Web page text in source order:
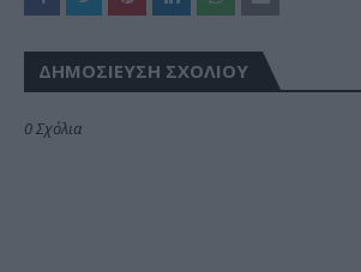
ΔΗΜΟΣΊΕΥΣΗ ΣΧΟΛΊΟΥ
0 Σχόλια